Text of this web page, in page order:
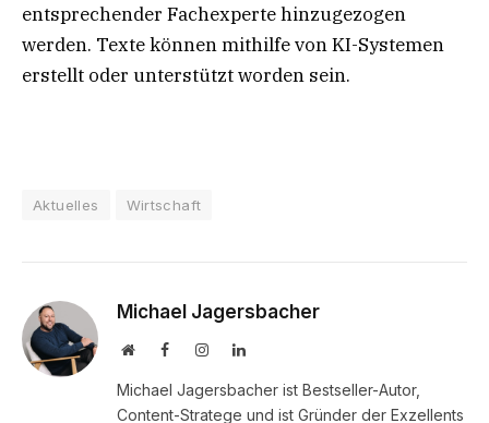
entsprechender Fachexperte hinzugezogen
werden. Texte können mithilfe von KI-Systemen
erstellt oder unterstützt worden sein.
Aktuelles Wirtschaft
Michael Jagersbacher
WebsiteFacebookInstagramLinkedIn
Michael Jagersbacher ist Bestseller-Autor,
Content-Stratege und ist Gründer der Exzellents